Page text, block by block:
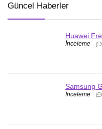
Güncel Haberler
Huawei
İnceleme
Samsung
İnceleme